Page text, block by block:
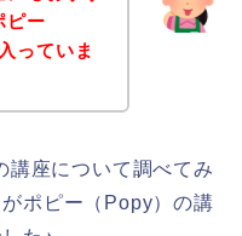
ピー
っていま
講座について調べてみ
ポピー（Popy）の講